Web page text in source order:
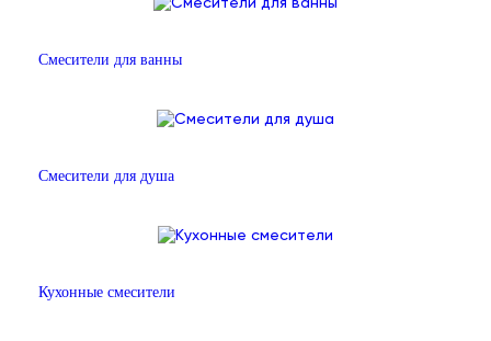
Смесители для ванны
Смесители для душа
Кухонные смесители